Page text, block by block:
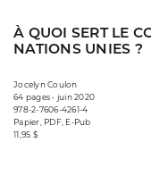
À QUOI SERT LE
NATIONS UNIES ?
Jocelyn Coulon
64 pages • juin 2020
978-2-7606-4261-4
Papier, PDF, E-Pub
11,95 $